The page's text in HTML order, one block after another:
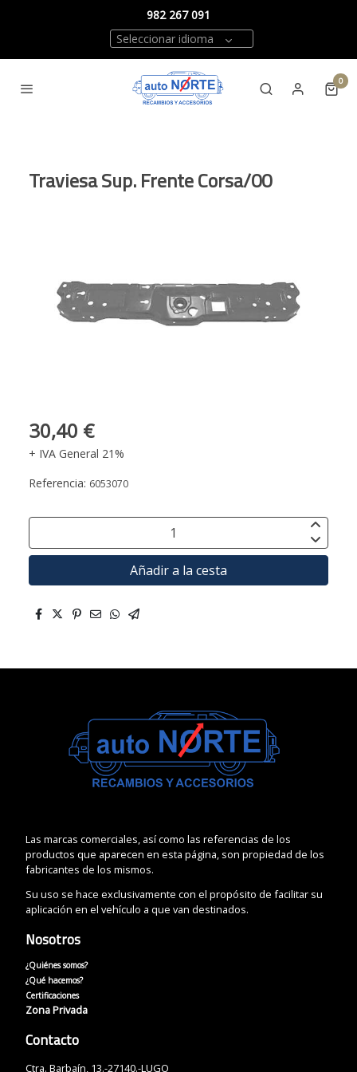
982 267 091
Seleccionar idioma
0
Traviesa Sup. Frente Corsa/00
30,40 €
+ IVA General 21%
Referencia: 6053070
Añadir a la cesta
Las marcas comerciales, así como las referencias de los
productos que aparecen en esta página, son propiedad de los
fabricantes de los mismos.
Su uso se hace exclusivamente con el propósito de facilitar su
aplicación en el vehículo a que van destinados.
Nosotros
¿Quiénes somos?
¿Qué hacemos?
Certificaciones
Zona Privada
Contacto
Ctra. Barbaín, 13.-27140.-LUGO